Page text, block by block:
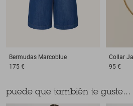
Bermudas Marcoblue
175 €
Collar
95 €
puede que también te guste...